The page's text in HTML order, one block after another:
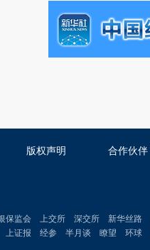
版权声明 合作伙伴
保监会 上交所 深交所 新华丝路
上证报 经参 半月谈 瞭望 环球